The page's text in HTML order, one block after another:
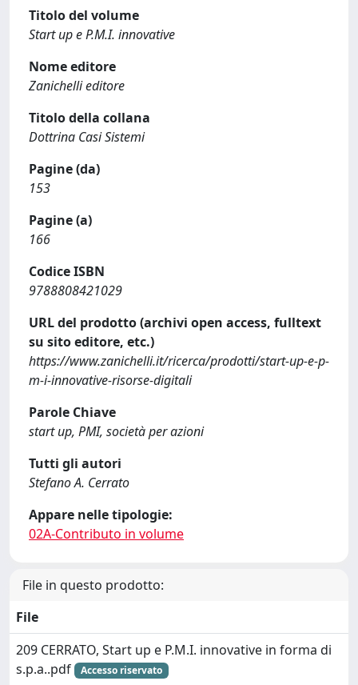
Titolo del volume
Start up e P.M.I. innovative
Nome editore
Zanichelli editore
Titolo della collana
Dottrina Casi Sistemi
Pagine (da)
153
Pagine (a)
166
Codice ISBN
9788808421029
URL del prodotto (archivi open access, fulltext
su sito editore, etc.)
https://www.zanichelli.it/ricerca/prodotti/start-up-e-p-
m-i-innovative-risorse-digitali
Parole Chiave
start up, PMI, società per azioni
Tutti gli autori
Stefano A. Cerrato
Appare nelle tipologie:
02A-Contributo in volume
File in questo prodotto:
File
209 CERRATO, Start up e P.M.I. innovative in forma di
s.p.a..pdf
Accesso riservato